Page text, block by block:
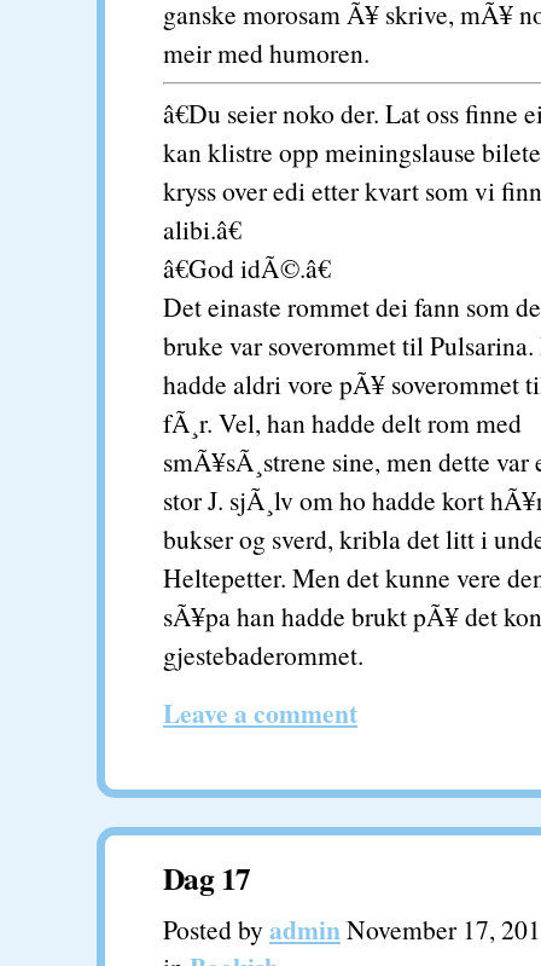
ganske morosam Ã¥ skrive, mÃ¥
meir med humoren.
â€Du seier noko der. Lat oss finne
kan klistre opp meiningslause
kryss over edi etter kvart som vi
alibi.â€
â€God idÃ©.â€
Det einaste rommet dei fann som
bruke var soverommet til
hadde aldri vore pÃ¥ soverommet
fÃ¸r. Vel, han hadde delt rom med
smÃ¥sÃ¸strene sine, men dette var
stor J. sjÃ¸lv om ho hadde kort
bukser og sverd, kribla det litt i
Heltepetter. Men det kunne vere
sÃ¥pa han hadde brukt pÃ¥ det
gjestebaderommet.
Leave a comment
Dag 17
Posted by adminNovember 17,